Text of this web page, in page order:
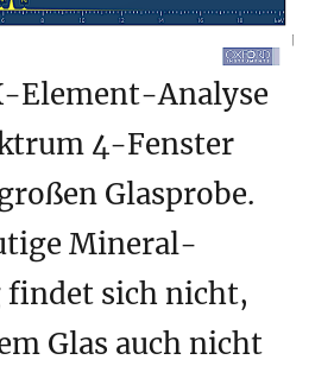
Element-Analyse
4-Fenster
Glasprobe.
Mineral-
findet sich nicht,
Glas auch nicht